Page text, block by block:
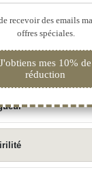
érectile